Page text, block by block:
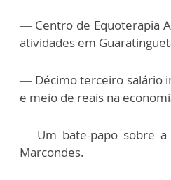
— Centro de Equoterapia
atividades em
— Décimo terceiro salário
e meio de reais na
— Um bate-papo sobre a
Marcondes.